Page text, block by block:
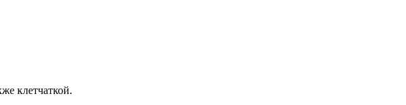
клетчаткой.